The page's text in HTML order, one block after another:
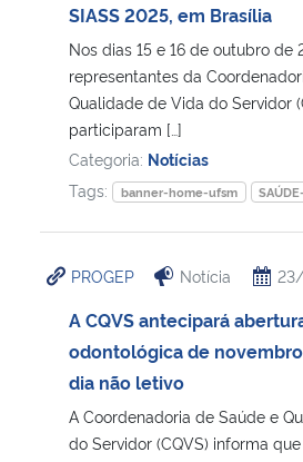
Controladoria-Geral da União
Ministério da Mulher, da Família e dos Direitos
Secretaria-Geral
Gabinete de Segurança Institucional
SIASS 2025, em Brasília
Nos dias 15 e 16 de outubro de
representantes da
Qualidade de Vida do Servidor
participaram […]
Categoria: Notícias
Tags:
banner-home-ufsm
PROGEP Notícia
A CQVS antecipará
odontológica de
dia não letivo
A Coordenadoria de Saúde e
do Servidor (CQVS) informa